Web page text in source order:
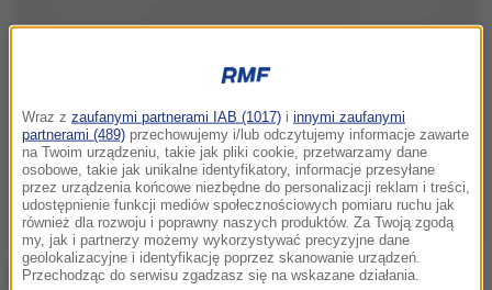
Firma z Pomorza miała szkolić miejskich strażników
Wraz z zaufanymi partnerami IAB (1017) i innymi zaufanymi
partnerami (489) przechowujemy i/lub odczytujemy informacje zawarte
na Twoim urządzeniu, takie jak pliki cookie, przetwarzamy dane
osobowe, takie jak unikalne identyfikatory, informacje przesyłane
przez urządzenia końcowe niezbędne do personalizacji reklam i treści,
udostępnienie funkcji mediów społecznościowych pomiaru ruchu jak
również dla rozwoju i poprawny naszych produktów. Za Twoją zgodą
my, jak i partnerzy możemy wykorzystywać precyzyjne dane
geolokalizacyjne i identyfikację poprzez skanowanie urządzeń.
Przechodząc do serwisu zgadzasz się na wskazane działania.